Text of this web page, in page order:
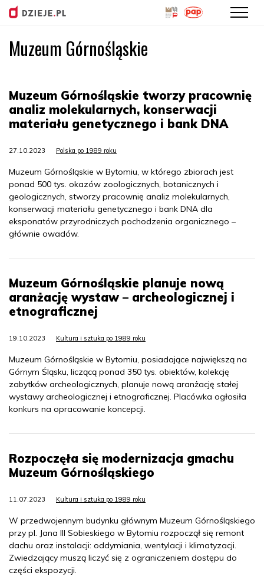
Przejdź
do
Muzeum Górnośląskie
Muzeum Górnośląskie tworzy pracownię
analiz molekularnych, konserwacji
materiału genetycznego i bank DNA
27.10.2023 Polska po 1989 roku
Muzeum Górnośląskie w Bytomiu, w którego zbiorach jest
ponad 500 tys. okazów zoologicznych, botanicznych i
geologicznych, stworzy pracownię analiz molekularnych,
konserwacji materiału genetycznego i bank DNA dla
eksponatów przyrodniczych pochodzenia organicznego –
głównie owadów.
Muzeum Górnośląskie planuje nową
aranżację wystaw – archeologicznej i
etnograficznej
19.10.2023 Kultura i sztuka po 1989 roku
Muzeum Górnośląskie w Bytomiu, posiadające największą na
Górnym Śląsku, liczącą ponad 350 tys. obiektów, kolekcję
zabytków archeologicznych, planuje nową aranżację stałej
wystawy archeologicznej i etnograficznej. Placówka ogłosiła
konkurs na opracowanie koncepcji.
Rozpoczęła się modernizacja gmachu
Muzeum Górnośląskiego
11.07.2023 Kultura i sztuka po 1989 roku
W przedwojennym budynku głównym Muzeum Górnośląskiego
przy pl. Jana III Sobieskiego w Bytomiu rozpoczął się remont
dachu oraz instalacji: oddymiania, wentylacji i klimatyzacji.
Zwiedzający muszą liczyć się z ograniczeniem dostępu do
części ekspozycji.